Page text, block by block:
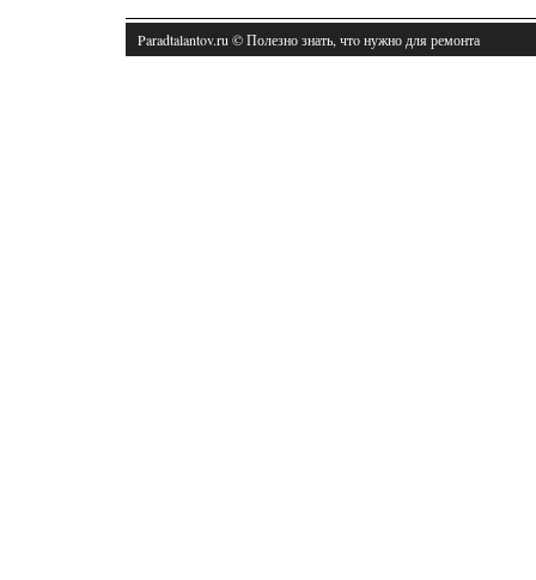
Paradtalantov.ru © Полезно знать, чтο нужно для ремонта